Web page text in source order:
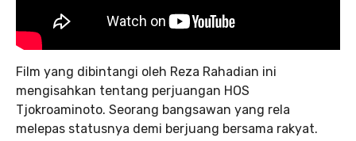
Film yang dibintangi oleh Reza Rahadian ini
mengisahkan tentang perjuangan HOS
Tjokroaminoto. Seorang bangsawan yang rela
melepas statusnya demi berjuang bersama rakyat.